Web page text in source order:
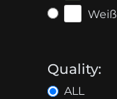
Weiß
Quality:
ALL